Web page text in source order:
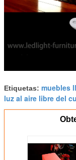
Etiquetas: muebles
luz al aire libre del